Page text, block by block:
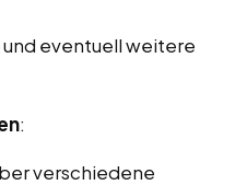
eventuell weitere
:
verschiedene